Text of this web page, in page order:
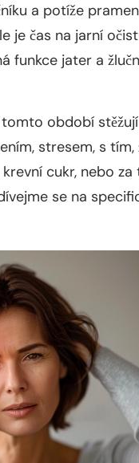
a potíže
je čas na jarní
funkce jater a
tomto období
stresem, s
cukr, nebo
se na